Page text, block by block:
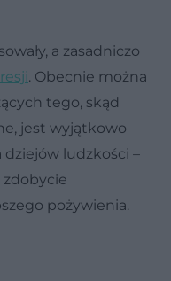
a zasadniczo
. Obecnie można
tego, skąd
jest wyjątkowo
dziejów ludzkości –
zdobycie
pożywienia.